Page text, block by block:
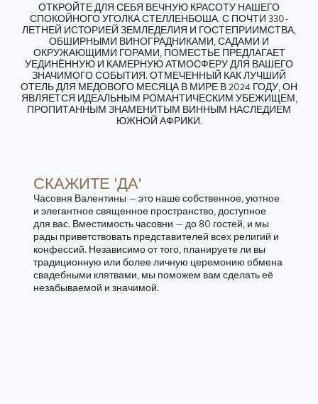
ОТКРОЙТЕ ДЛЯ СЕБЯ ВЕЧНУЮ КРАСОТУ НАШЕГО
СПОКОЙНОГО УГОЛКА СТЕЛЛЕНБОША. С ПОЧТИ 330-
ЛЕТНЕЙ ИСТОРИЕЙ ЗЕМЛЕДЕЛИЯ И ГОСТЕПРИИМСТВА,
ОБШИРНЫМИ ВИНОГРАДНИКАМИ, САДАМИ И
ОКРУЖАЮЩИМИ ГОРАМИ, ПОМЕСТЬЕ ПРЕДЛАГАЕТ
УЕДИНЁННУЮ И КАМЕРНУЮ АТМОСФЕРУ ДЛЯ ВАШЕГО
ЗНАЧИМОГО СОБЫТИЯ. ОТМЕЧЕННЫЙ КАК ЛУЧШИЙ
ОТЕЛЬ ДЛЯ МЕДОВОГО МЕСЯЦА В МИРЕ В 2024 ГОДУ, ОН
ЯВЛЯЕТСЯ ИДЕАЛЬНЫМ РОМАНТИЧЕСКИМ УБЕЖИЩЕМ,
ПРОПИТАННЫМ ЗНАМЕНИТЫМ ВИННЫМ НАСЛЕДИЕМ
ЮЖНОЙ АФРИКИ.
СКАЖИТЕ 'ДА'
Часовня Валентины — это наше собственное, уютное
и элегантное священное пространство, доступное
для вас. Вместимость часовни — до 80 гостей, и мы
рады приветствовать представителей всех религий и
конфессий. Независимо от того, планируете ли вы
традиционную или более личную церемонию обмена
свадебными клятвами, мы поможем вам сделать её
незабываемой и значимой.